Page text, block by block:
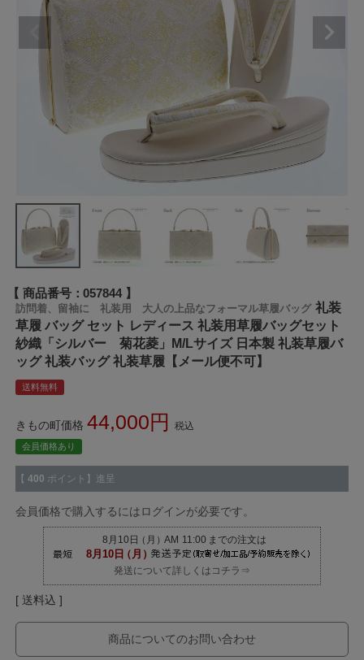
商品番号 057844
訪問着、留袖に 礼装用 大人の上品なフォーマル草履バッグ 礼装
草履 バッグ セット レディース 礼装用草履バッグセット
紗織「シルバー 菊花菱」M/Lサイズ 日本製 礼装草履バ
ッグ 礼装バッグ 礼装草履【メール便不可】
送料無料
きもの町価格 44,000 税込
会員価格あり
【 400 ポイント】進呈
会員価格で購入するにはログインが必要です。
発送について詳しくはコチラ⇒
送料込
商品についてのお問い合わせ